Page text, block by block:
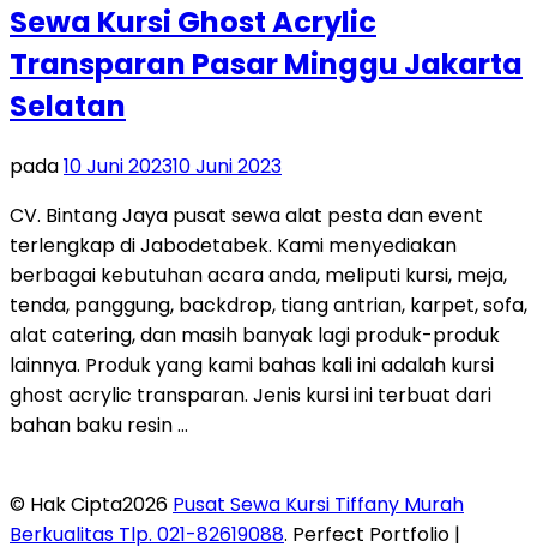
Sewa Kursi Ghost Acrylic
Transparan Pasar Minggu Jakarta
Selatan
pada10 Juni 202310 Juni 2023
CV. Bintang Jaya pusat sewa alat pesta dan event
terlengkap di Jabodetabek. Kami menyediakan
berbagai kebutuhan acara anda, meliputi kursi, meja,
tenda, panggung, backdrop, tiang antrian, karpet, sofa,
alat catering, dan masih banyak lagi produk-produk
lainnya. Produk yang kami bahas kali ini adalah kursi
ghost acrylic transparan. Jenis kursi ini terbuat dari
bahan baku resin …
© Hak Cipta2026 Pusat Sewa Kursi Tiffany Murah
Berkualitas Tlp. 021-82619088. Perfect Portfolio |